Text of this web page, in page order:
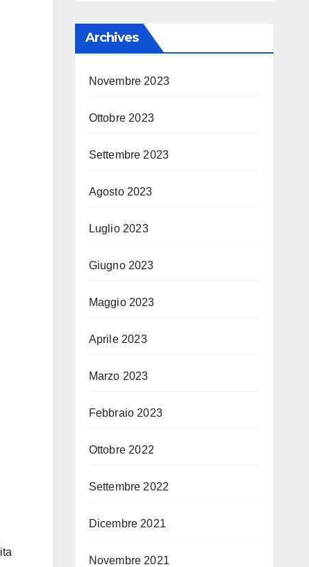
Archives
Novembre 2023
Ottobre 2023
Settembre 2023
Agosto 2023
Luglio 2023
Giugno 2023
Maggio 2023
Aprile 2023
Marzo 2023
Febbraio 2023
Ottobre 2022
Settembre 2022
Dicembre 2021
Novembre 2021